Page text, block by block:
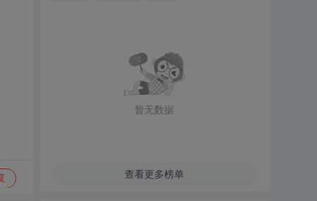
暂无数据
查看更多榜单